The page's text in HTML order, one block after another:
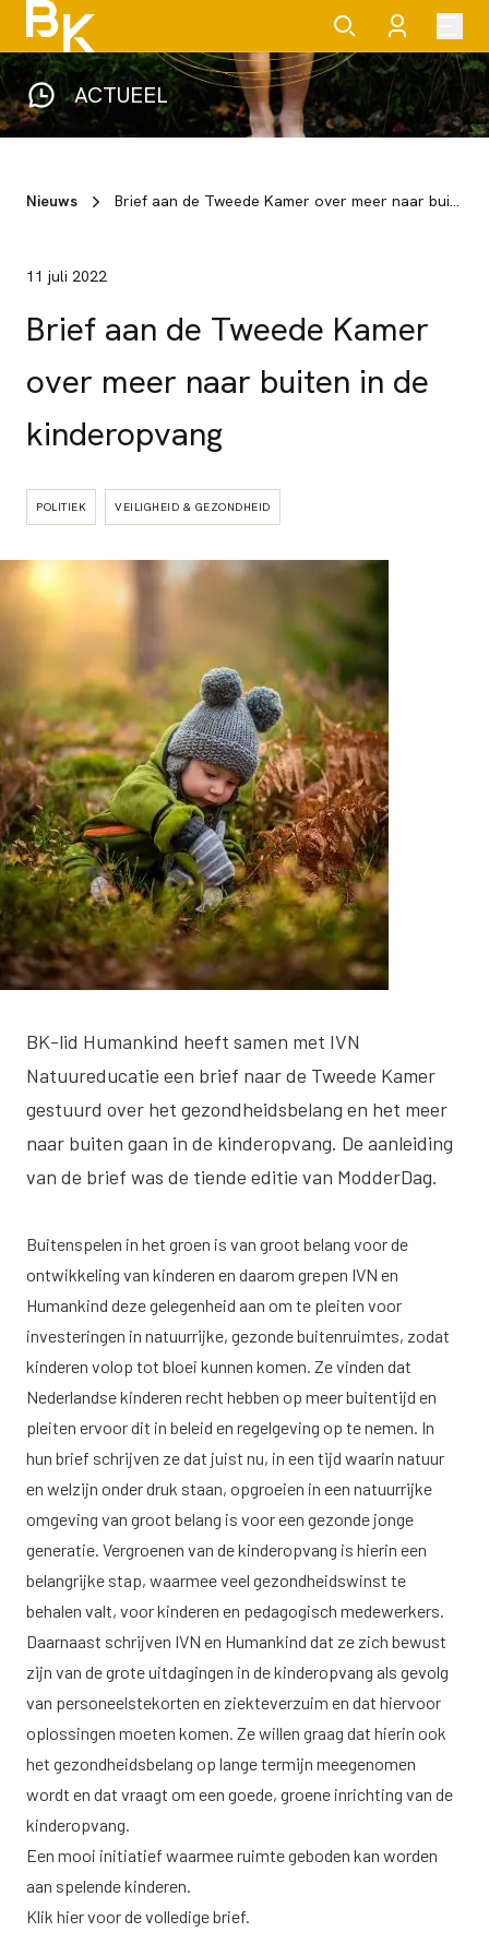
ACTUEEL
Nieuws Brief aan de Tweede Kamer over meer naar buiten in de kinderopvang
11 juli 2022
Brief aan de Tweede Kamer
over meer naar buiten in de
kinderopvang
POLITIEK VEILIGHEID & GEZONDHEID
BK-lid Humankind heeft samen met IVN
Natuureducatie een brief naar de Tweede Kamer
gestuurd over het gezondheidsbelang en het meer
naar buiten gaan in de kinderopvang. De aanleiding
van de brief was de tiende editie van ModderDag.
Buitenspelen in het groen is van groot belang voor de
ontwikkeling van kinderen en daarom grepen IVN en
Humankind deze gelegenheid aan om te pleiten voor
investeringen in natuurrijke, gezonde buitenruimtes, zodat
kinderen volop tot bloei kunnen komen. Ze vinden dat
Nederlandse kinderen recht hebben op meer buitentijd en
pleiten ervoor dit in beleid en regelgeving op te nemen. In
hun brief schrijven ze dat juist nu, in een tijd waarin natuur
en welzijn onder druk staan, opgroeien in een natuurrijke
omgeving van groot belang is voor een gezonde jonge
generatie. Vergroenen van de kinderopvang is hierin een
belangrijke stap, waarmee veel gezondheidswinst te
behalen valt, voor kinderen en pedagogisch medewerkers.
Daarnaast schrijven IVN en Humankind dat ze zich bewust
zijn van de grote uitdagingen in de kinderopvang als gevolg
van personeelstekorten en ziekteverzuim en dat hiervoor
oplossingen moeten komen. Ze willen graag dat hierin ook
het gezondheidsbelang op lange termijn meegenomen
wordt en dat vraagt om een goede, groene inrichting van de
kinderopvang.
Een mooi initiatief waarmee ruimte geboden kan worden
aan spelende kinderen.
Klik hiervoor de volledige brief.